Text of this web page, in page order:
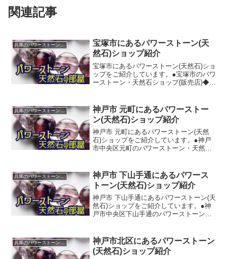
関連記事
宝塚市にあるパワーストーン(天
然石)ショップ紹介
宝塚市にあるパワーストーン(天然石)ショ
ップをご紹介しています。●宝塚市のパワ
ーストーン・天然石ショップ(販売店)◆Ｉ
１－１８５【ホームページ】httpss...
神戸市 元町にあるパワーストー
ン(天然石)ショップ紹介
神戸市 元町にあるパワーストーン(天然
石)ショップをご紹介しています。●神戸
市中央区元町のパワーストーン・天然石
央区元町高架通３－１７８【ホームペー
ジ】...
兵庫のパワーストーンショップ紹介
神戸市 下山手通にあるパワース
トーン(天然石)ショップ紹介
神戸市 下山手通にあるパワーストーン(天
然石)ショップをご紹介しています。●神
戸市中央区下山手通のパワーストーン・
地】兵庫県神戸市中央区下山手通７丁目
１...
神戸市北区にあるパワーストーン
(天然石)ショップ紹介